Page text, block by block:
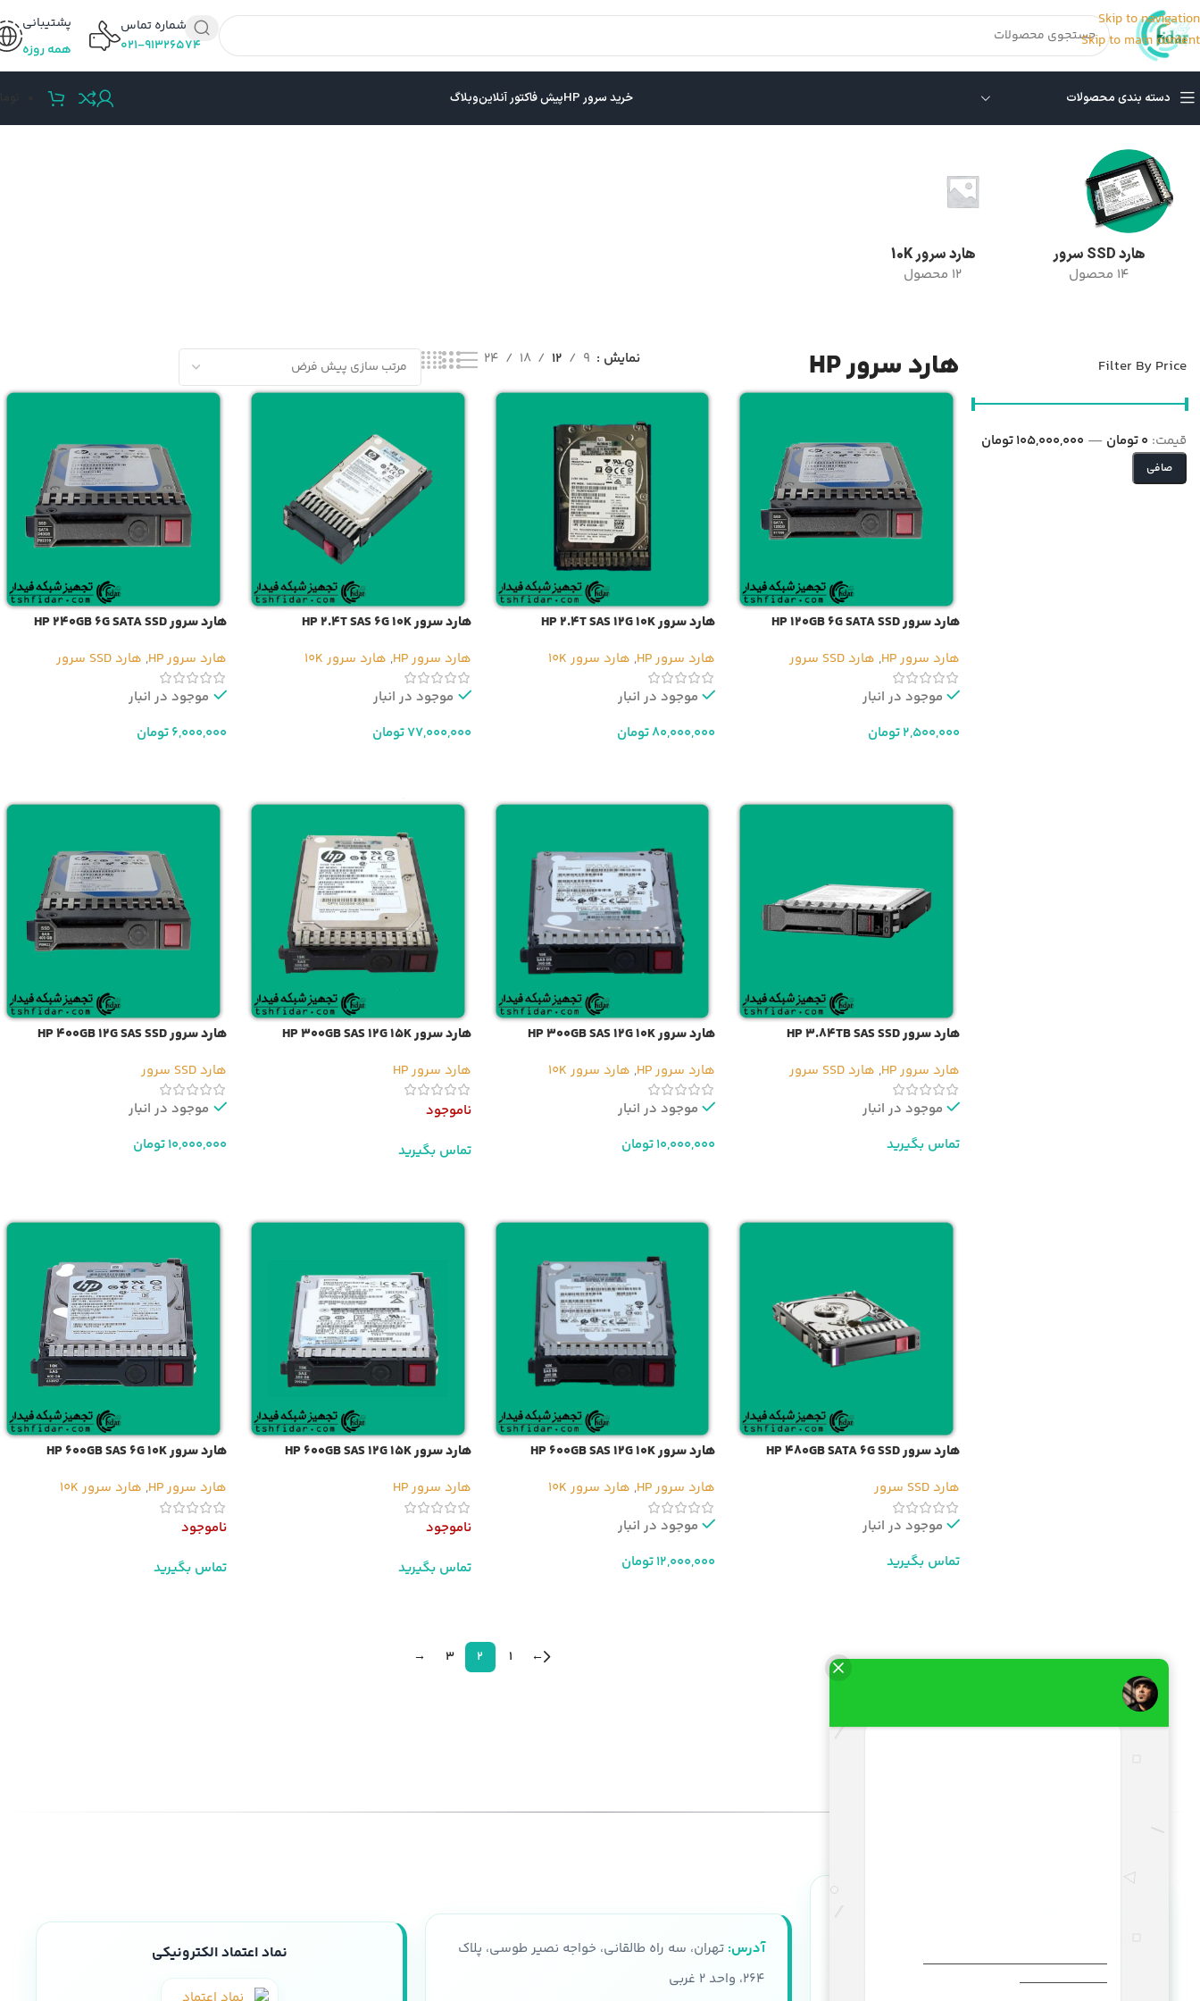
Skip to navigation
Skip to main content
شماره تماس
۰۲۱-۹۱۳۲۶۵۷۴
پشتیبانی
همه روزه
دسته بندی محصولات خرید سرور HP پیش فاکتور آنلاینوبلاگ
هارد SSD سرور
14 محصول
هارد سرور 10K
12 محصول
Filter By Price
صافی
قيمت: 0 تومان — 105,000,000 تومان
هارد سرور HP نمایش 9
12
18
24
هارد سرور HP 120GB 6G SATA SSD
هارد سرور HP
, هارد SSD سرور
موجود در انبار
2,500,000تومان
هارد سرور HP 2.4T SAS 12G 10K
هارد سرور HP
, هارد سرور 10K
موجود در انبار
80,000,000تومان
هارد سرور HP 2.4T SAS 6G 10K
هارد سرور HP
, هارد سرور 10K
موجود در انبار
77,000,000تومان
هارد سرور HP 240GB 6G SATA SSD
هارد سرور HP
, هارد SSD سرور
موجود در انبار
6,000,000تومان
هارد سرور HP 3.84TB SAS SSD
هارد سرور HP
, هارد SSD سرور
موجود در انبار
تماس بگیرید
هارد سرور HP 300GB SAS 12G 10K
هارد سرور HP
, هارد سرور 10K
موجود در انبار
10,000,000تومان
هارد سرور HP 300GB SAS 12G 15K
هارد سرور HP
ناموجود
تماس بگیرید
هارد سرور HP 400GB 12G SAS SSD
هارد SSD سرور
موجود در انبار
10,000,000تومان
هارد سرور HP 480GB SATA 6G SSD
هارد SSD سرور
موجود در انبار
تماس بگیرید
هارد سرور HP 600GB SAS 12G 10K
هارد سرور HP
, هارد سرور 10K
موجود در انبار
12,000,000تومان
هارد سرور HP 600GB SAS 12G 15K
هارد سرور HP
ناموجود
تماس بگیرید
هارد سرور HP 600GB SAS 6G 10K
هارد سرور HP
, هارد سرور 10K
ناموجود
تماس بگیرید
←
1
2
3
→
مرجع تخصصی فروش سرورهای
است. ما با ارائه محصولات اورجینال، گارانتی
آدرس: تهران، سه راه طالقانی، خواجه نصیر طوسی، پلاک
۲۶۴، واحد ۲ غربی
نماد اعتماد الکترونیکی